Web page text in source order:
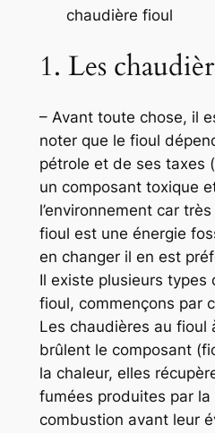
chaudière fioul
1. Les
– Avant toute chose, il
noter que le fioul
pétrole et de ses taxes
un composant toxique
l’environnement car
fioul est une énergie
en changer il en est
Il existe plusieurs types
fioul, commençons par
Les chaudières au fioul
brûlent le composant
la chaleur, elles
fumées produites par la
combustion avant leur